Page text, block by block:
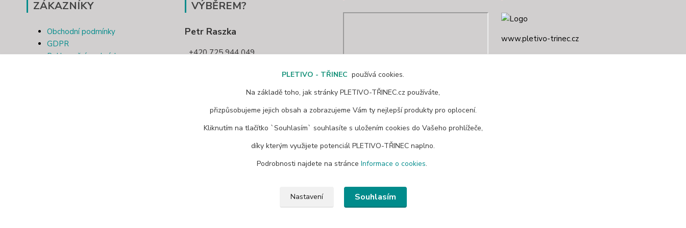
ZÁKAZNÍKY
Obchodní podmínky
GDPR
Reklamační podmínky
VÝBĚREM?
Petr Raszka
+420 725 944 049
www.pletivo-trinec.cz
PLETIVO - TŘINEC používá cookies.
Na základě toho, jak stránky PLETIVO-TŘINEC.cz používáte,
přizpůsobujeme jejich obsah a zobrazujeme Vám ty nejlepší produkty pro oplocení.
Kliknutím na tlačítko `Souhlasím` souhlasíte s uložením cookies do Vašeho prohlížeče,
díky kterým využijete potenciál PLETIVO-TŘINEC naplno.
Podrobnosti najdete na stránce Informace o cookies.
Nastavení Souhlasím